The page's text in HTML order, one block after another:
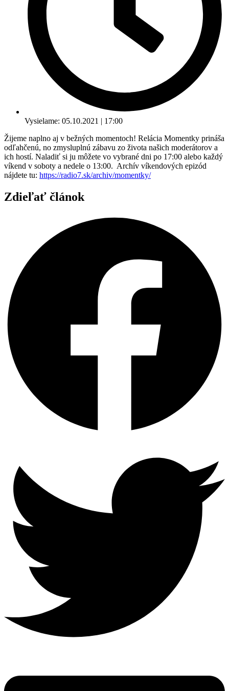
Vysielame: 05.10.2021 | 17:00
Žijeme naplno aj v bežných momentoch! Relácia Momentky prináša
odľahčenú, no zmysluplnú zábavu zo života našich moderátorov a
ich hostí. Naladiť si ju môžete vo vybrané dni po 17:00 alebo každý
víkend v soboty a nedele o 13:00. Archív víkendových epizód
nájdete tu: https://radio7.sk/archiv/momentky/
Zdieľať článok